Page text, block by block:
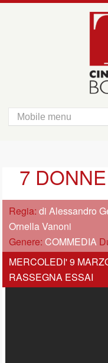
7
Regia:di Alessandro
Ornella Vanoni
Genere: COMMEDIA
MERCOLEDI' 9
RASSEGNA ESSAI